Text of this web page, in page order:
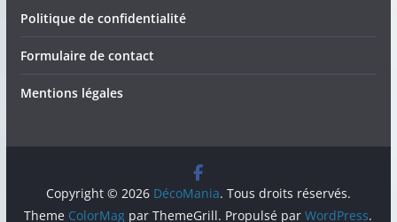
Politique de confidentialité
Formulaire de contact
Mentions légales
Copyright © 2026 DécoMania. Tous droits réservés.
Theme ColorMag par ThemeGrill. Propulsé parWordPress.